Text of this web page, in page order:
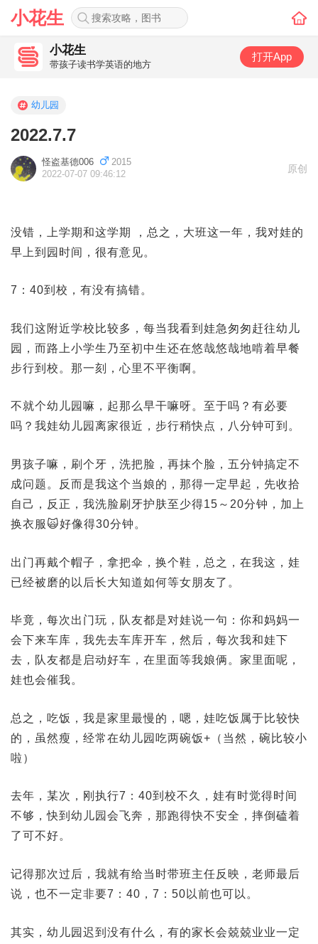
小花生
小花生
带孩子读书学英语的地方
打开App
幼儿园
2022.7.7
怪盗基德006
2015
2022-07-07 09:46:12
原创
没错，上学期和这学期 ，总之，大班这一年，我对娃的
早上到园时间，很有意见。
7：40到校，有没有搞错。
我们这附近学校比较多，每当我看到娃急匆匆赶往幼儿
园，而路上小学生乃至初中生还在悠哉悠哉地啃着早餐
步行到校。那一刻，心里不平衡啊。
不就个幼儿园嘛，起那么早干嘛呀。至于吗？有必要
吗？我娃幼儿园离家很近，步行稍快点，八分钟可到。
男孩子嘛，刷个牙，洗把脸，再抹个脸，五分钟搞定不
成问题。反而是我这个当娘的，那得一定早起，先收拾
自己，反正，我洗脸刷牙护肤至少得15～20分钟，加上
换衣服🙀好像得30分钟。
出门再戴个帽子，拿把伞，换个鞋，总之，在我这，娃
已经被磨的以后长大知道如何等女朋友了。
毕竟，每次出门玩，队友都是对娃说一句：你和妈妈一
会下来车库，我先去车库开车，然后，每次我和娃下
去，队友都是启动好车，在里面等我娘俩。家里面呢，
娃也会催我。
总之，吃饭，我是家里最慢的，嗯，娃吃饭属于比较快
的，虽然瘦，经常在幼儿园吃两碗饭+（当然，碗比较小
啦）
去年，某次，刚执行7：40到校不久，娃有时觉得时间
不够，快到幼儿园会飞奔，那跑得快不安全，摔倒磕着
了可不好。
记得那次过后，我就有给当时带班主任反映，老师最后
说，也不一定非要7：40，7：50以前也可以。
其实，幼儿园迟到没有什么，有的家长会兢兢业业一定